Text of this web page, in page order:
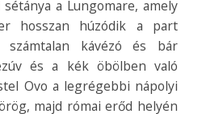
a Lungomare, amely
hosszan húzódik a part
számtalan kávézó és bár
és a kék öbölben való
Ovo a legrégebbi nápolyi
majd római erőd helyén